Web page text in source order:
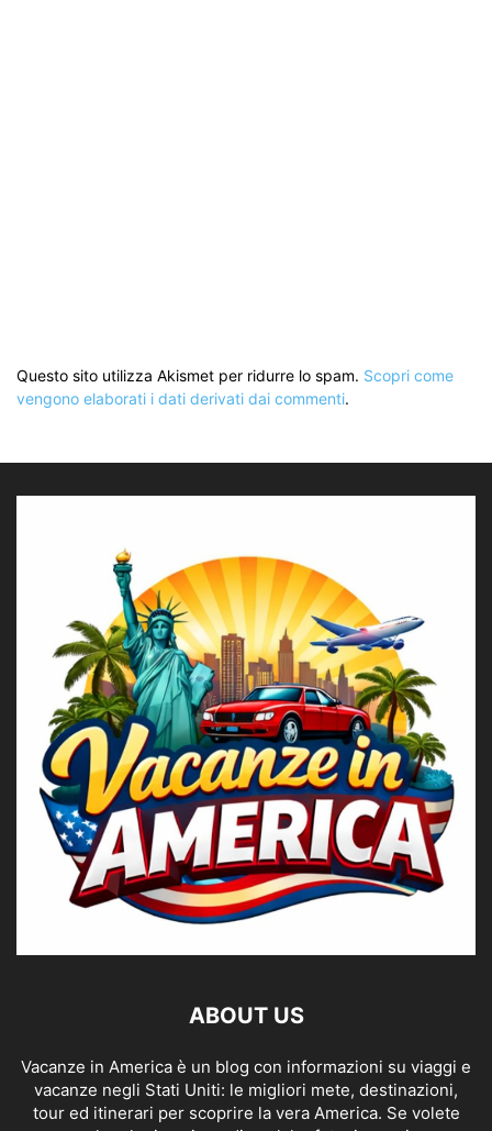
Questo sito utilizza Akismet per ridurre lo spam. Scopri come
vengono elaborati i dati derivati dai commenti.
ABOUT US
Vacanze in America è un blog con informazioni su viaggi e
vacanze negli Stati Uniti: le migliori mete, destinazioni,
tour ed itinerari per scoprire la vera America. Se volete